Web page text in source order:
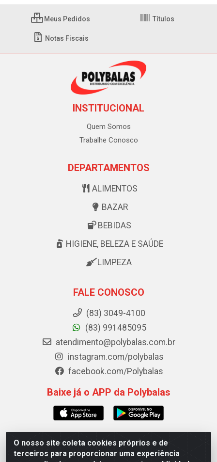
O nosso site coleta cookies próprios e de
terceiros para proporcionar uma experiência
Meus Pedidos Títulos
Notas Fiscais
INSTITUCIONAL
Quem Somos
Trabalhe Conosco
DEPARTAMENTOS
ALIMENTOS
BAZAR
BEBIDAS
HIGIENE, BELEZA E SAÚDE
LIMPEZA
FALE CONOSCO
(83) 3049-4100
(83) 991485095
atendimento@polybalas.com.br
instagram.com/polybalas
facebook.com/Polybalas
Baixe já o APP da Polybalas
Polybalas - Rua João Miguel de Souza, 173 Galpão B -
Ernesto Geisel, João Pessoa/PB - CEP 58.075-075 - CNPJ